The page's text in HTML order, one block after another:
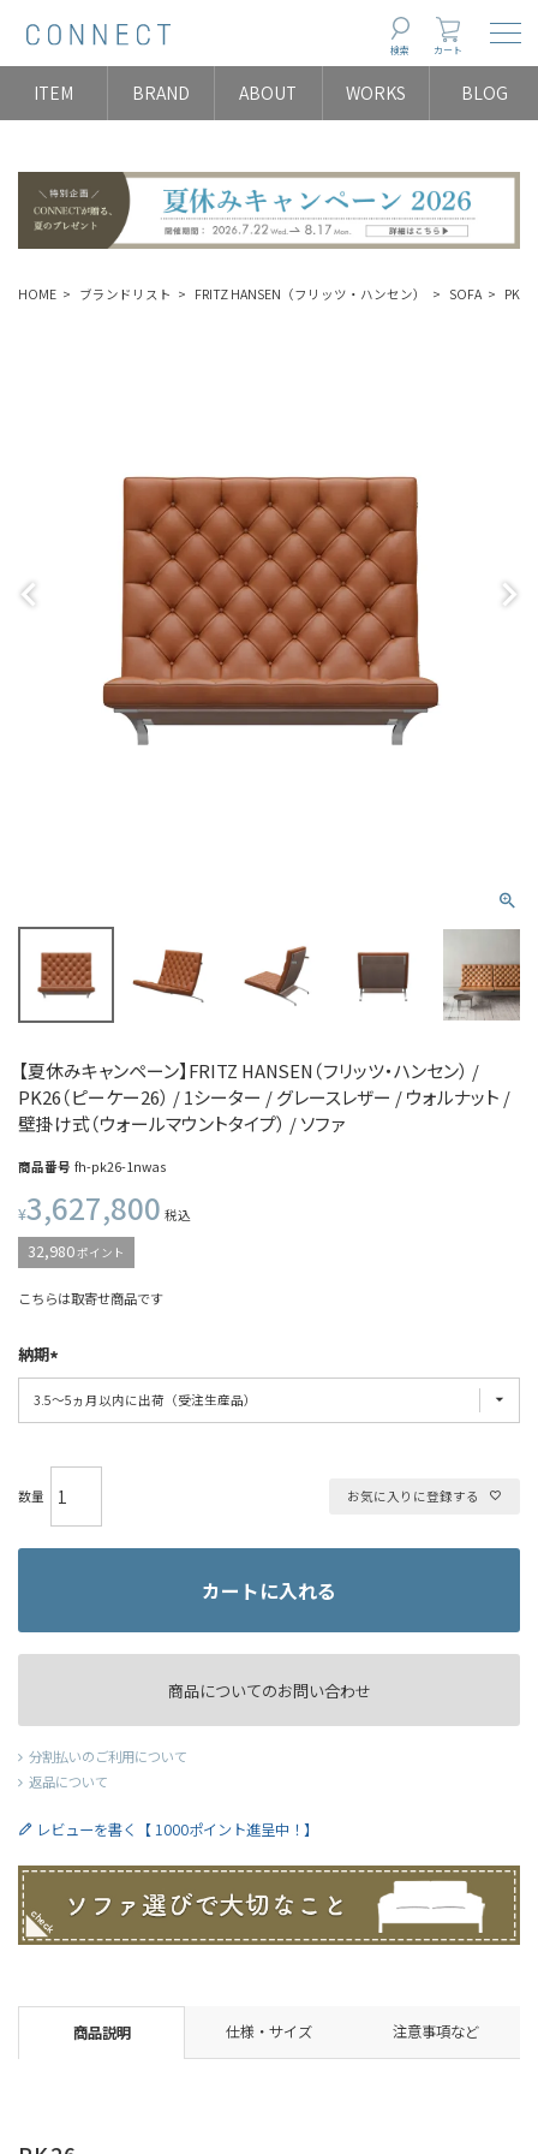
検索 カート
ITEM BRAND ABOUT WORKS BLOG
HOME ブランドリスト FRITZ HANSEN（フリッツ・ハンセン） SOFA
【夏休みキャンペーン】FRITZ HANSEN（フリッツ・ハンセン） /
PK26（ピーケー26） / 1シーター / グレースレザー / ウォルナット /
壁掛け式（ウォールマウントタイプ） / ソファ
商品番号 fh-pk26-1nwas
¥3,627,800 税込
32,980ポイント
こちらは取寄せ商品です
納期
お気に入りに登録する
カートに入れる
商品についてのお問い合わせ
分割払いのご利用について
返品について
レビューを書く【 1000ポイント進呈中！】
商品説明 仕様・サイズ 注意事項など